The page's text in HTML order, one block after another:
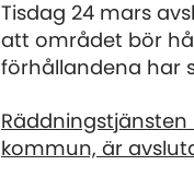
Tisdag 24 mars
att området bör
förhållandena har
kommun, är